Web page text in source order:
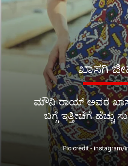
ಮೌನಿ ರಾಯ್ ಅವರ
ಬಗ್ಗೆ ಇತ್ತೀಚೆಗೆ ಹೆಚ್ಚು
ಖಾಸಗಿ
Pic credit - instagram/